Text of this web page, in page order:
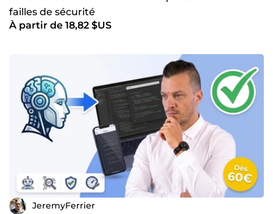
failles de sécurité
À partir de 18,82 $US
JeremyFerrier